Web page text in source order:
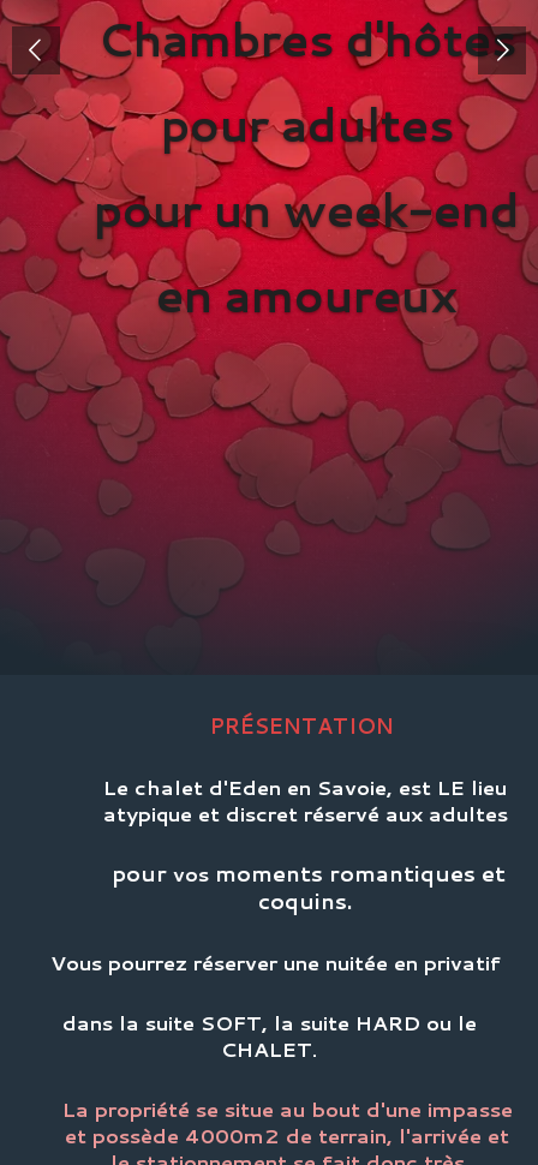
Chambres d'hôtes
pour adultes
pour un week-end
en amoureux
PRÉSENTATION
Le chalet d'Eden en Savoie, est LE lieu
atypique et discret réservé aux adultes
pour vos moments romantiques et
coquins.
Vous pourrez réserver une nuitée en privatif
dans la suite SOFT, la suite HARD ou le
CHALET.
La propriété se situe au bout d'une impasse
et possède 4000m2 de terrain, l'arrivée et